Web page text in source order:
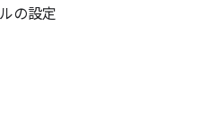
の設定